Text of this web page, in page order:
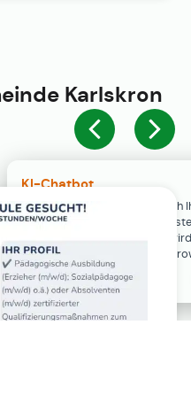
KI-Chatbot
Der KI-Chatbot steht erst nach
Einwilligung in den Cookie-
Verfügung. Der Chat-Verlauf
ausschließlich lokal in Ihrem
gespeichert.
Karlskron